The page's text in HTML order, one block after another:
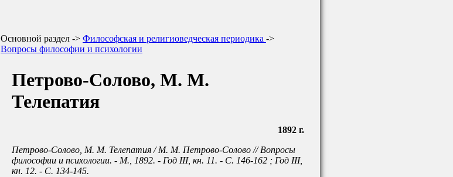
Основной раздел -> Философская и религиоведческая периодика ->
Вопросы философии и психологии
Петрово-Солово, М. М.
Телепатия
1892 г.
Петрово-Солово, М. М. Телепатия / М. М. Петрово-Солово // Вопросы
философии и психологии. - М., 1892. - Год III, кн. 11. - С. 146-162 ; Год III,
кн. 12. - С. 134-145.